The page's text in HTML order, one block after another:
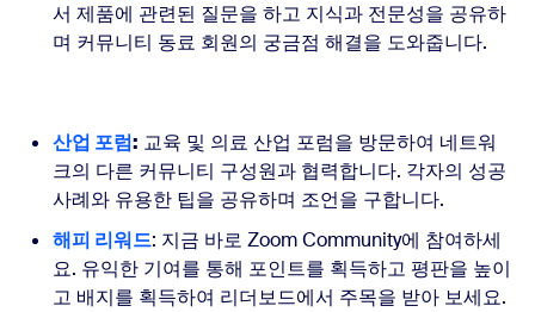
서 제품에 관련된 질문을 하고 지식과 전문성을 공유하
며 커뮤니티 동료 회원의 궁금점 해결을 도와줍니다.
산업 포럼: 교육 및 의료 산업 포럼을 방문하여 네트워
크의 다른 커뮤니티 구성원과 협력합니다. 각자의 성공
사례와 유용한 팁을 공유하며 조언을 구합니다.
해피 리워드: 지금 바로 Zoom Community에 참여하세
요. 유익한 기여를 통해 포인트를 획득하고 평판을 높이
고 배지를 획득하여 리더보드에서 주목을 받아 보세요.